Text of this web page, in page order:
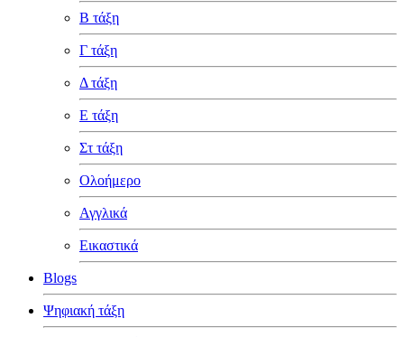
Β τάξη
Γ τάξη
Δ τάξη
Ε τάξη
Στ τάξη
Ολοήμερο
Αγγλικά
Εικαστικά
Blogs
Ψηφιακή τάξη